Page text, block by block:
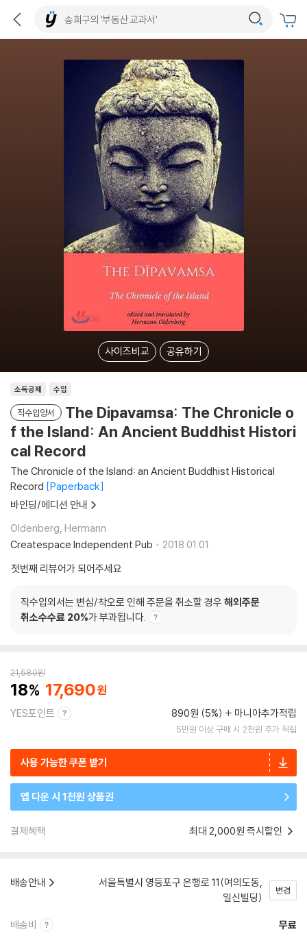
사이즈비교 공유하기
소득공제 수입
직수입양서
The Dipavamsa: The Chronicle o
f the Island: An Ancient Buddhist Histori
cal Record
The Chronicle of the Island: an Ancient Buddhist Historical
Record Paperback
바인딩/에디션 안내
Oldenberg, Hermann
Createspace Independent Pub
2018.01.01.
첫번째 리뷰어가 되어주세요
직수입외서는 변심/착오로 인해 주문을 취소할 경우 해외주문
취소수수료 20%가 부과됩니다.
21,580원
18 17,690
YES포인트 890원 (5%) 마니아추가적립
5만원 이상 구매 시 2천원 추가 적립
사용 가능한 쿠폰 받기
앱 다운 시 1천원 상품권
결제혜택 최대 2,000원 즉시할인
배송안내
서울특별시 영등포구 은행로 11(여의도동,
일신빌딩)
변경
배송비 무료